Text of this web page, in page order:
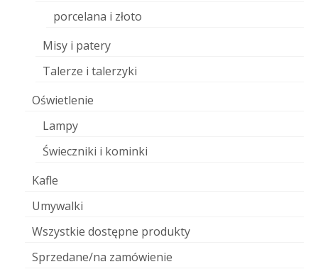
porcelana i złoto
Misy i patery
Talerze i talerzyki
Oświetlenie
Lampy
Świeczniki i kominki
Kafle
Umywalki
Wszystkie dostępne produkty
Sprzedane/na zamówienie